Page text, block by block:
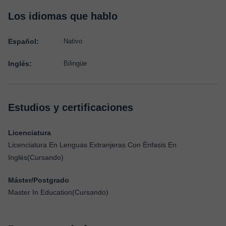
Los idiomas que hablo
Español: Nativo
Inglés: Bilingüe
Estudios y certificaciones
Licenciatura
Licenciatura En Lenguas Extranjeras Con Énfasis En
Inglés(Cursando)
Máster/Postgrado
Master In Education(Cursando)